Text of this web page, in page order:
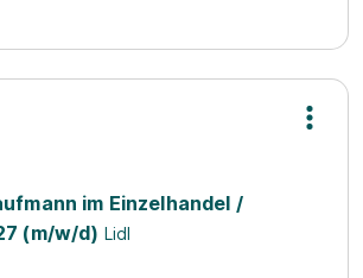
im Einzelhandel /
(m/w/d) Lidl